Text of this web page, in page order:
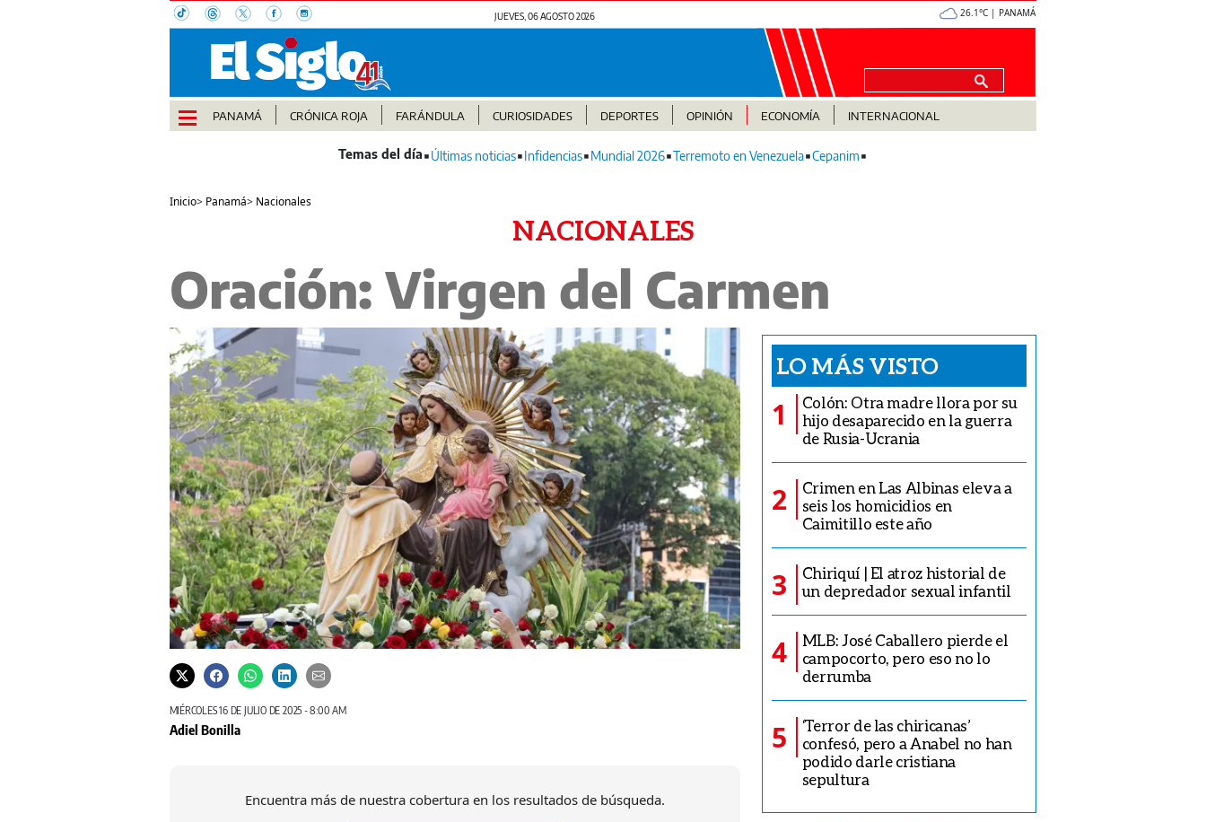
JUEVES, 06 AGOSTO 2026 26.1°C | PANAMÁ
PANAMÁ CRÓNICA ROJA FARÁNDULA CURIOSIDADES DEPORTES OPINIÓN ECONOMÍA INTERNACIONAL
Últimas noticias Infidencias Mundial 2026 Terremoto en Venezuela Cepanim
Inicio> Panamá> Nacionales
NACIONALES
Oración: Virgen del Carmen
MIÉRCOLES 16 DE JULIO DE 2025 - 8:00 AM
Adiel Bonilla
Encuentra más de nuestra cobertura en los resultados de búsqueda.
LO MÁS VISTO
1
Colón: Otra madre llora por su
hijo desaparecido en la guerra
de Rusia-Ucrania
2
Crimen en Las Albinas eleva a
seis los homicidios en
Caimitillo este año
3
Chiriquí | El atroz historial de
un depredador sexual infantil
4
MLB: José Caballero pierde el
campocorto, pero eso no lo
derrumba
5
‘Terror de las chiricanas’
confesó, pero a Anabel no han
podido darle cristiana
sepultura